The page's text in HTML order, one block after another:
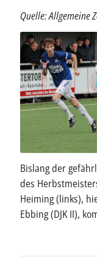
Quelle: Allgemeine
Bislang der
des
Heiming (links),
Ebbing (DJK II),